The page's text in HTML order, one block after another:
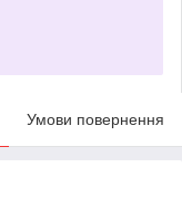
Умови повернення